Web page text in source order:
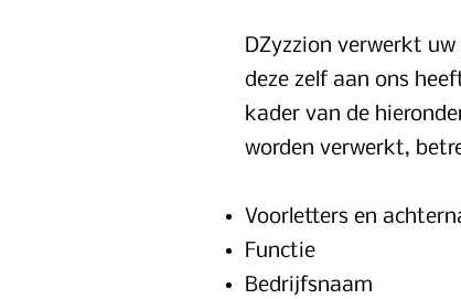
DZyzzion verwerkt
deze zelf aan ons
kader van de
worden verwerkt,
Voorletters en
Functie
Bedrijfsnaam